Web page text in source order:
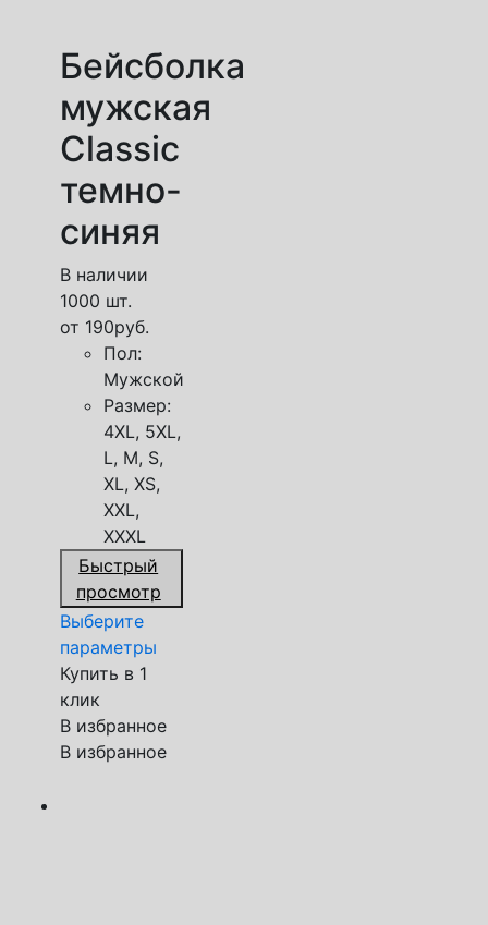
Бейсболка
мужская
Classic
темно-
синяя
В наличии
1000 шт.
от 190руб.
Пол:
Мужской
Размер:
4XL, 5XL,
L, M, S,
XL, XS,
XXL,
XXXL
Быстрый
просмотр
Выберите
параметры
Купить в 1
клик
В избранное
В избранное